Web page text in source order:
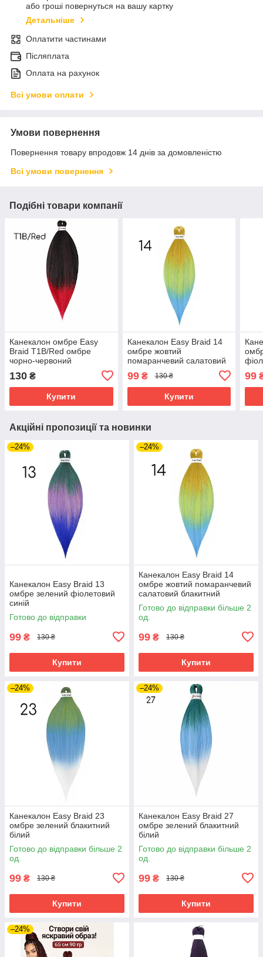
або гроші повернуться на вашу картку
Детальніше
Оплатити частинами
Післяплата
Оплата на рахунок
Всі умови оплати
Умови повернення
Повернення товару впродовж 14 днів за домовленістю
Всі умови повернення
Подібні товари компанії
Канекалон омбре Easy
Braid Т1В/Red омбре
чорно-червоний
130 ₴
Купити
Канекалон Easy Braid 14
омбре жовтий
помаранчевий салатовий
99₴ 130 ₴
Купити
99
Акційні пропозиції та новинки
–24%
Канекалон Easy Braid 13
омбре зелений фіолетовий
синій
Готово до відправки
99 ₴ 130 ₴
Купити
–24%
Канекалон Easy Braid 14
омбре жовтий помаранчевий
салатовий блакитний
Готово до відправки більше 2
од.
99 ₴ 130 ₴
Купити
–24%
Канекалон Easy Braid 23
омбре зелений блакитний
білий
Готово до відправки більше 2
од.
99 ₴ 130 ₴
Купити
–24%
Канекалон Easy Braid 27
омбре зелений блакитний
білий
Готово до відправки більше 2
од.
99 ₴ 130 ₴
Купити
–24%